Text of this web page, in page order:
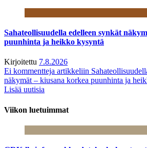
Sahateollisuudella edelleen synkät
puunhinta ja heikko kysyntä
Kirjoitettu 7.8.2026
Ei kommentteja artikkeliin
näkymät – kiusana korkea puunhinta ja
Lisää uutisia
Viikon luetuimmat